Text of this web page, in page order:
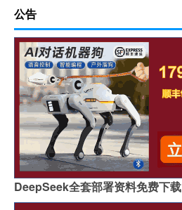
公告
DeepSeek全套部署资料免费下载